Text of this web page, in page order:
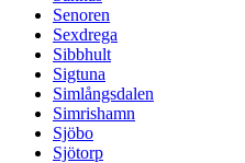
Senoren
Sexdrega
Sibbhult
Sigtuna
Simlångsdalen
Simrishamn
Sjöbo
Sjötorp